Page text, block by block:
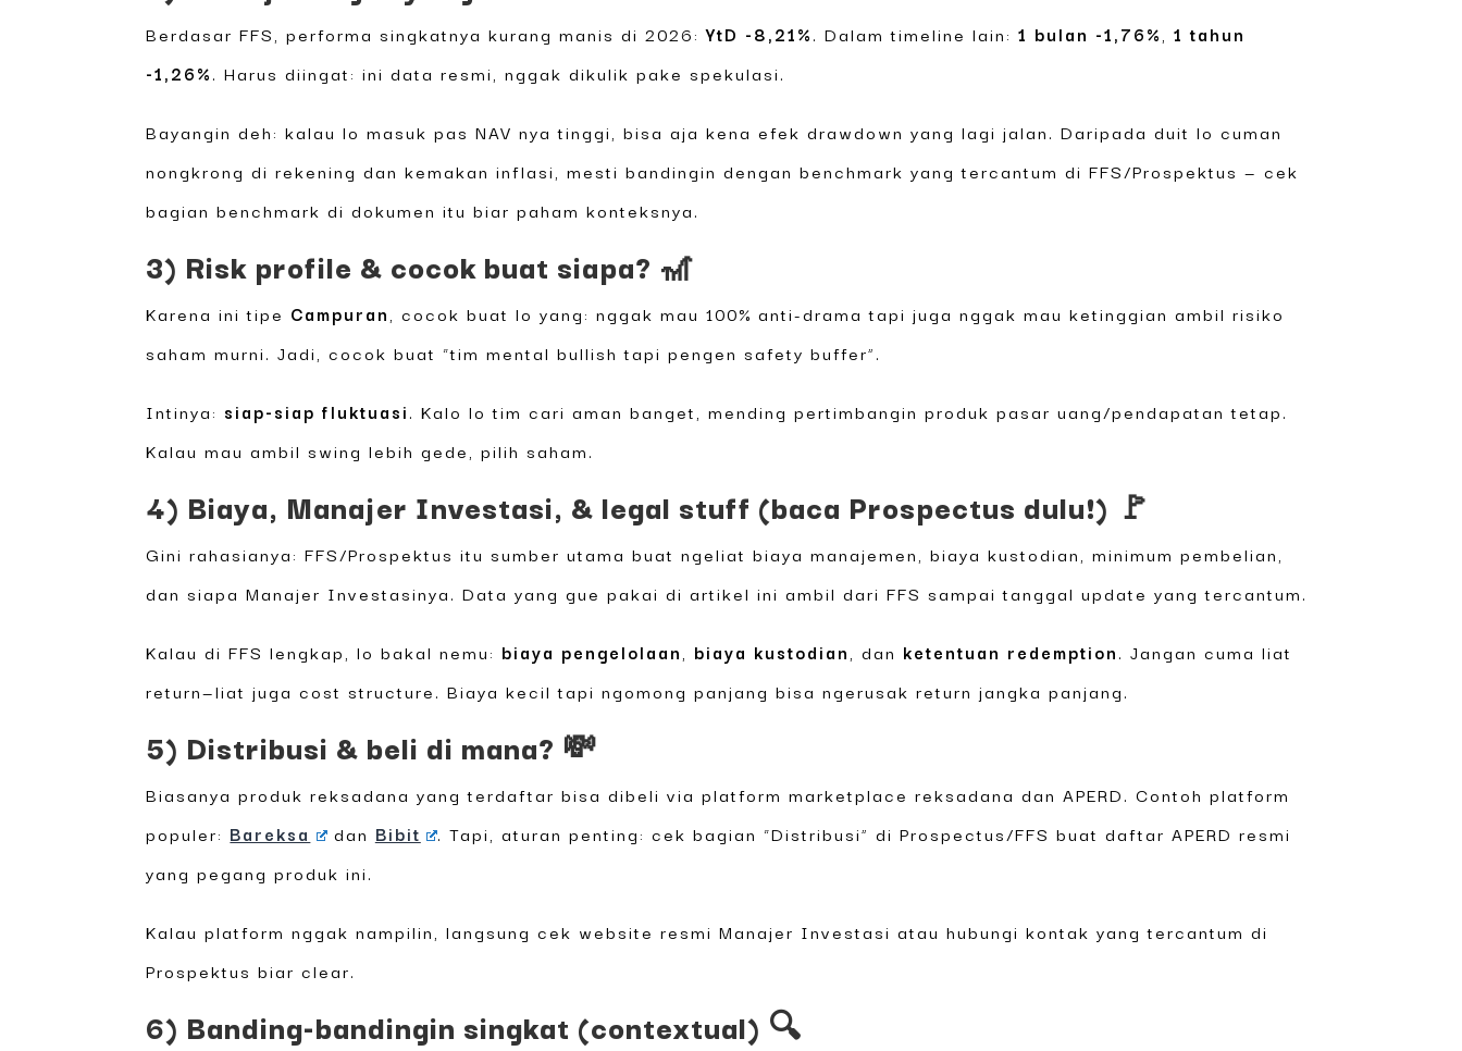
Berdasar FFS, performa singkatnya kurang manis di 2026:YtD -8,21%. Dalam timeline lain:1 bulan -1,76%,1 tahun
-1,26%. Harus diingat: ini data resmi, nggak dikulik pake spekulasi.
Bayangin deh: kalau lo masuk pas NAV nya tinggi, bisa aja kena efek drawdown yang lagi jalan. Daripada duit lo cuman
nongkrong di rekening dan kemakan inflasi, mesti bandingin dengan benchmark yang tercantum di FFS/Prospektus — cek
bagian benchmark di dokumen itu biar paham konteksnya.
3) Risk profile & cocok buat siapa? 🎢
Karena ini tipe Campuran, cocok buat lo yang: nggak mau 100% anti-drama tapi juga nggak mau ketinggian ambil risiko
saham murni. Jadi, cocok buat “tim mental bullish tapi pengen safety buffer”.
Intinya: siap-siap fluktuasi. Kalo lo tim cari aman banget, mending pertimbangin produk pasar uang/pendapatan tetap.
Kalau mau ambil swing lebih gede, pilih saham.
4) Biaya, Manajer Investasi, & legal stuff (baca Prospectus dulu!) 🚩
Gini rahasianya: FFS/Prospektus itu sumber utama buat ngeliat biaya manajemen, biaya kustodian, minimum pembelian,
dan siapa Manajer Investasinya. Data yang gue pakai di artikel ini ambil dari FFS sampai tanggal update yang tercantum.
Kalau di FFS lengkap, lo bakal nemu: biaya pengelolaan, biaya kustodian, dan ketentuan redemption. Jangan cuma liat
return—liat juga cost structure. Biaya kecil tapi ngomong panjang bisa ngerusak return jangka panjang.
5) Distribusi & beli di mana? 💸
Biasanya produk reksadana yang terdaftar bisa dibeli via platform marketplace reksadana dan APERD. Contoh platform
populer: Bareksa dan Bibit
. Tapi, aturan penting: cek bagian “Distribusi” di Prospectus/FFS buat daftar APERD resmi
yang pegang produk ini.
Kalau platform nggak nampilin, langsung cek website resmi Manajer Investasi atau hubungi kontak yang tercantum di
Prospektus biar clear.
6) Banding-bandingin singkat (contextual) 🔍